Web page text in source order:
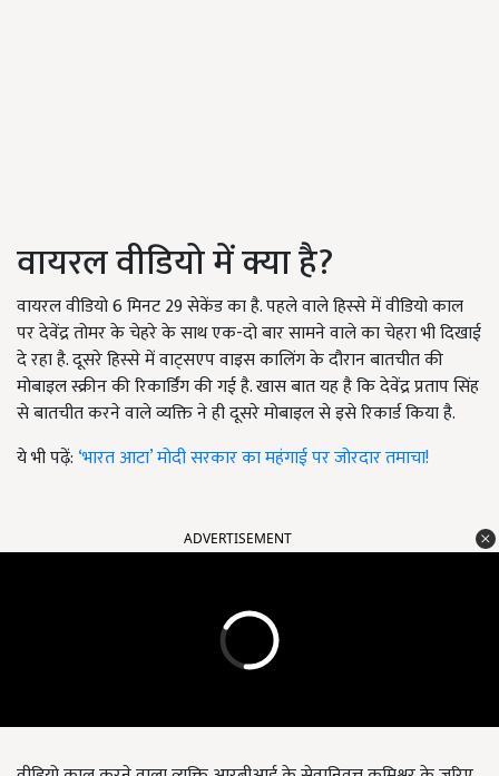
वायरल वीडियो में क्या है?
वायरल वीडियो 6 मिनट 29 सेकेंड का है. पहले वाले हिस्से में वीडियो काल
पर देवेंद्र तोमर के चेहरे के साथ एक-दो बार सामने वाले का चेहरा भी दिखाई
दे रहा है. दूसरे हिस्से में वाट्सएप वाइस कालिंग के दौरान बातचीत की
मोबाइल स्क्रीन की रिकार्डिंग की गई है. खास बात यह है कि देवेंद्र प्रताप सिंह
से बातचीत करने वाले व्यक्ति ने ही दूसरे मोबाइल से इसे रिकार्ड किया है.
ये भी पढ़ें: ‘भारत आटा’ मोदी सरकार का महंगाई पर जोरदार तमाचा!
ADVERTISEMENT